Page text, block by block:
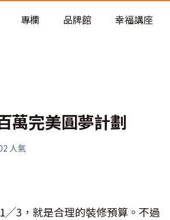
煥新術
專欄 品牌館 幸福講座
萬完美圓夢計劃
人氣
，就是合理的裝修預算。不過